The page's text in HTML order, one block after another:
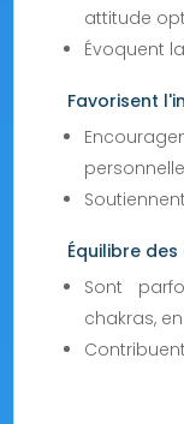
attitude
Évoquent
Favorisent
Équilibre
Sont
chakras,